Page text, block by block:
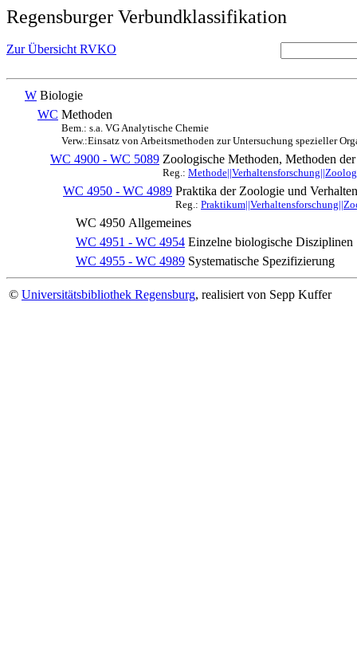
Regensburger Verbundklassifikation
Zur Übersicht RVKO
W Biologie
WC Methoden
Bem.: s.a. VG Analytische Chemie
Verw.:Einsatz von Arbeitsmethoden zur Untersuchung spezieller
WC 4900 - WC 5089 Zoologische Methoden, Methoden
Reg.:
WC 4950 - WC 4989 Praktika der Zoologie und
Reg.:
WC 4950 Allgemeines
WC 4951 - WC 4954 Einzelne biologische Disziplinen
WC 4955 - WC 4989 Systematische Spezifizierung
© Universitätsbibliothek Regensburg, realisiert von Sepp Kuffer